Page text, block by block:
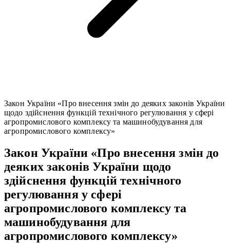
Закон України «Про внесення змін до деяких законів України
щодо здійснення функцій технічного регулювання у сфері
агропромислового комплексу та машинобудування для
агропромислового комплексу»
Закон України «Про внесення змін до
деяких законів України щодо
здійснення функцій технічного
регулювання у сфері
агропромислового комплексу та
машинобудування для
агропромислового комплексу»